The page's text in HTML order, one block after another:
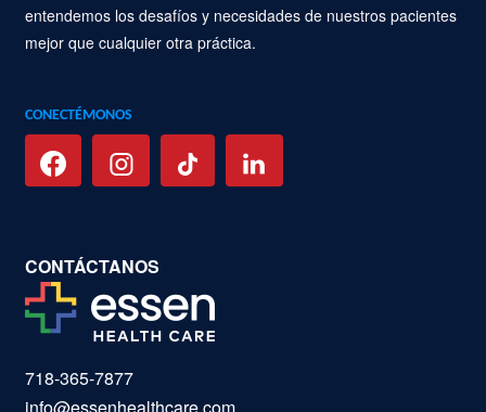
entendemos los desafíos y necesidades de nuestros pacientes
mejor que cualquier otra práctica.
CONECTÉMONOS
CONTÁCTANOS
718-365-7877